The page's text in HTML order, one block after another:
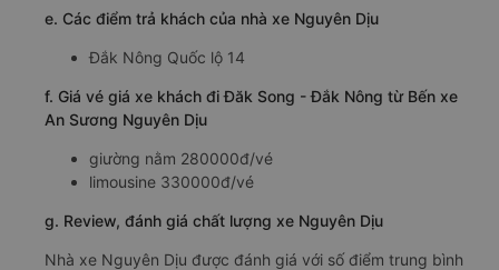
e. Các điểm trả khách của nhà xe Nguyên Dịu
Đắk Nông Quốc lộ 14
f. Giá vé giá xe khách đi Đăk Song - Đắk Nông từ Bến xe
An Sương Nguyên Dịu
giường nằm 280000đ/vé
limousine 330000đ/vé
g. Review, đánh giá chất lượng xe Nguyên Dịu
Nhà xe Nguyên Dịu được đánh giá với số điểm trung bình